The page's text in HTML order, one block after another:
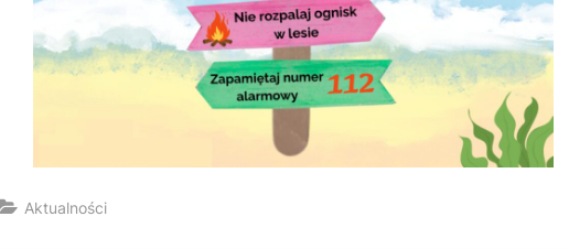
Aktualności